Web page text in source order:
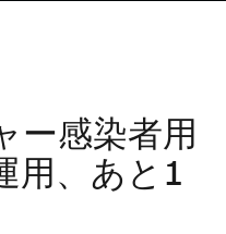
ー感染者用
用、あと1